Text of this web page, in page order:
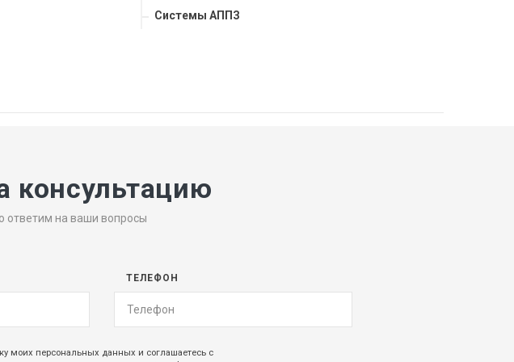
Системы АППЗ
консультацию
ответим на ваши вопросы
ТЕЛЕФОН
моих персональных данных и соглашаетесь с